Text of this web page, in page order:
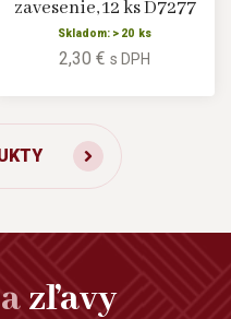
zavesenie, 12 ks D7277
Skladom: > 20 ks
2,30 €s DPH
zľavy